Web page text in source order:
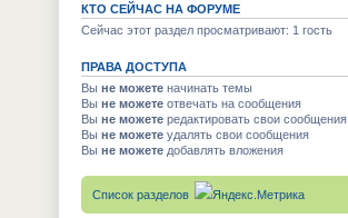
КТО СЕЙЧАС НА ФОРУМЕ
Сейчас этот раздел просматривают: 1 гость
ПРАВА ДОСТУПА
Вы не можетеначинать темы
Вы не можетеотвечать на сообщения
Вы не можетередактировать свои сообщения
Вы не можетеудалять свои сообщения
Вы не можетедобавлять вложения
Список разделов